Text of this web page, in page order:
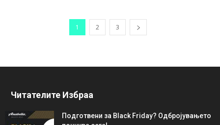
1 2 3
Читателите Избраа
Подготвени за Black Friday? Одбројувањето